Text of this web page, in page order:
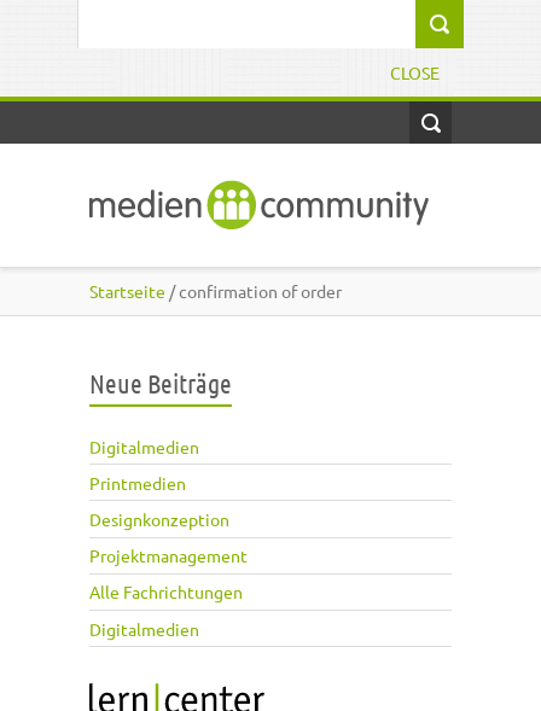
CLOSE
Startseite / confirmation of order
Neue Beiträge
Digitalmedien
Printmedien
Designkonzeption
Projektmanagement
Alle Fachrichtungen
Digitalmedien